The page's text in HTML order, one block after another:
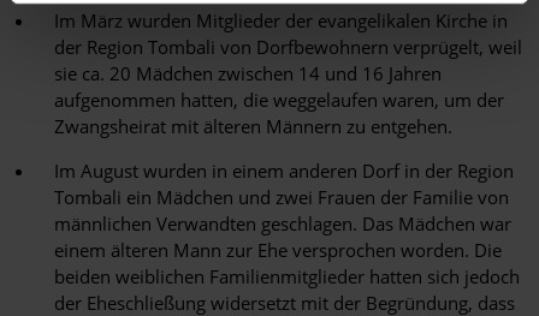
Im März wurden Mitglieder der evangelikalen Kirche in
der Region Tombali von Dorfbewohnern verprügelt, weil
sie ca. 20 Mädchen zwischen 14 und 16 Jahren
aufgenommen hatten, die weggelaufen waren, um der
Zwangsheirat mit älteren Männern zu entgehen.
Im August wurden in einem anderen Dorf in der Region
Tombali ein Mädchen und zwei Frauen der Familie von
männlichen Verwandten geschlagen. Das Mädchen war
einem älteren Mann zur Ehe versprochen worden. Die
beiden weiblichen Familienmitglieder hatten sich jedoch
der Eheschließung widersetzt mit der Begründung, dass